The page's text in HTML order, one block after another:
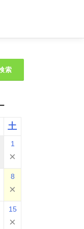
土
1
×
8
×
15
×